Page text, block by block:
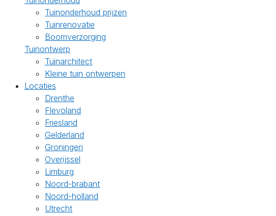
Tuinonderhoud prijzen
Tuinrenovatie
Boomverzorging
Tuinontwerp
Tuinarchitect
Kleine tuin ontwerpen
Locaties
Drenthe
Flevoland
Friesland
Gelderland
Groningen
Overijssel
Limburg
Noord-brabant
Noord-holland
Utrecht